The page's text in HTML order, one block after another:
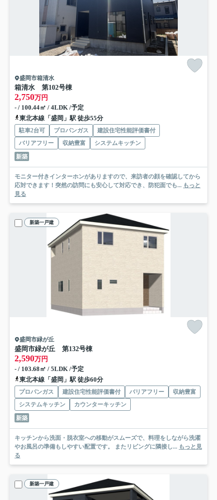
盛岡市箱清水
箱清水 第102号棟
2,750万円
- / 100.44㎡ / 4LDK /予定
東北本線「盛岡」駅 徒歩55分
駐車2台可 プロパンガス
建設住宅性能評価書付
バリアフリー
収納豊富
システムキッチン
新築
モニター付きインターホンがありますので、来訪者の顔を確認してから
応対できます！突然の訪問にも安心して対応でき、防犯面でも... もっと
見る
新築一戸建
盛岡市緑が丘
盛岡市緑が丘 第132号棟
2,590万円
- / 103.68㎡ / 5LDK /予定
東北本線「盛岡」駅 徒歩60分
プロパンガス 建設住宅性能評価書付 バリアフリー
収納豊富
システムキッチン
カウンターキッチン
新築
キッチンから洗面・脱衣室への移動がスムーズで、料理をしながら洗濯
やお風呂の準備もしやすい配置です。 またリビングに隣接し... もっと見
る
新築一戸建